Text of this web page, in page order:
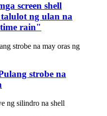
screen shell
ng ulan na
rain"
strobe na